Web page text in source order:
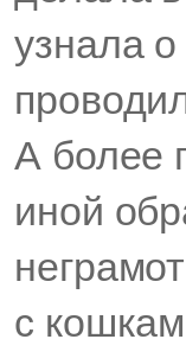
узнала
А более
иной
с